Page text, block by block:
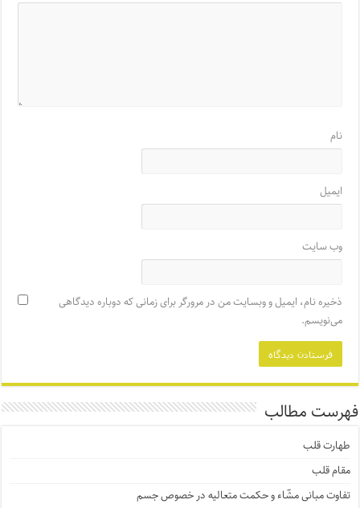
نام
ایمیل
وب‌ سایت
ذخیره نام، ایمیل و وبسایت من در مرورگر برای زمانی که دوباره دیدگاهی
می‌نویسم.
فهرست مطالب
طهارت قلب
مقام قلب
تفاوت مبانی مشّاء و حکمت متعالیه در خصوص جسم